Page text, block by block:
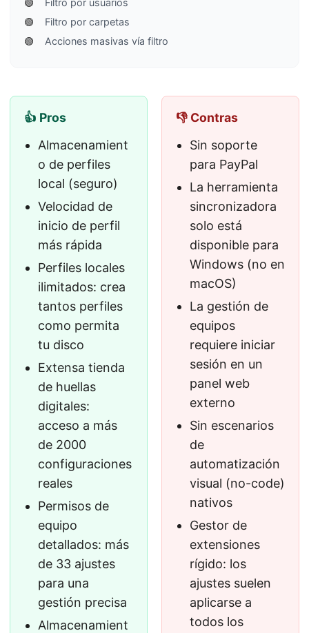
🟢
Filtro por usuarios
🟢
Filtro por carpetas
🟢
Acciones masivas vía filtro
👍 Pros
Almacenamient
o de perfiles
local (seguro)
Velocidad de
inicio de perfil
más rápida
Perfiles locales
ilimitados: crea
tantos perfiles
como permita
tu disco
Extensa tienda
de huellas
digitales:
acceso a más
de 2000
configuraciones
reales
Permisos de
equipo
detallados: más
de 33 ajustes
para una
gestión precisa
Almacenamient
👎 Contras
Sin soporte
para PayPal
La herramienta
sincronizadora
solo está
disponible para
Windows (no en
macOS)
La gestión de
equipos
requiere iniciar
sesión en un
panel web
externo
Sin escenarios
de
automatización
visual (no-code)
nativos
Gestor de
extensiones
rígido: los
ajustes suelen
aplicarse a
todos los